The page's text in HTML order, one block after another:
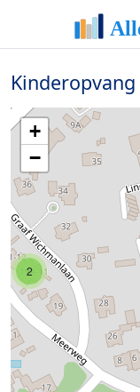
Kinderopvang
2
+
−